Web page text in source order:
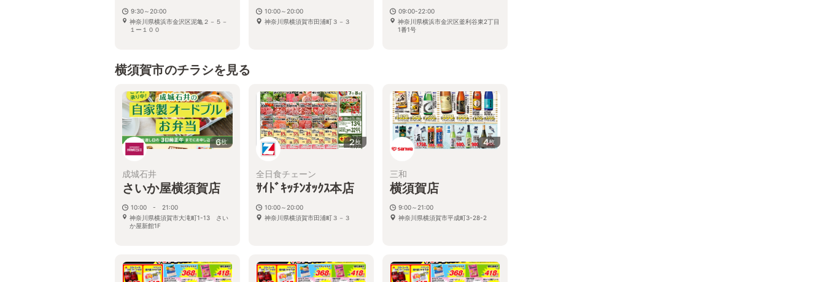
9:30～20:00
神奈川県横浜市金沢区泥亀２－５－
１ー１００
10:00～20:00
神奈川県横須賀市田浦町３－３
09:00-22:00
神奈川県横浜市金沢区釜利谷東2丁目
1番1号
横須賀市のチラシを見る
6枚
成城石井
さいか屋横須賀店
10:00 - 21:00
神奈川県横須賀市大滝町1-13 さい
か屋新館1F
2枚
全日食チェーン
ｻｲﾄﾞｷｯﾁﾝｵｯｸｽ本店
10:00～20:00
神奈川県横須賀市田浦町３－３
4枚
三和
横須賀店
9:00～21:00
神奈川県横須賀市平成町3-28-2